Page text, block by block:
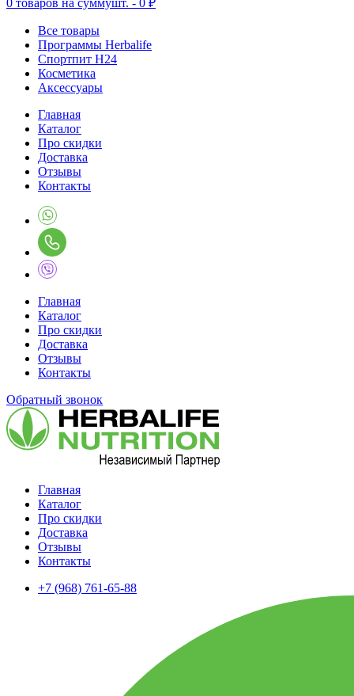
0 товаров на суммушт. - 0 ₽
Все товары
Программы Herbalife
Спортпит H24
Косметика
Аксессуары
Главная
Каталог
Про скидки
Доставка
Отзывы
Контакты
Главная
Каталог
Про скидки
Доставка
Отзывы
Контакты
Обратный звонок
Главная
Каталог
Про скидки
Доставка
Отзывы
Контакты
+7 (968) 761-65-88